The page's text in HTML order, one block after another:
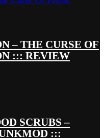
– THE CURSE OF
::: REVIEW
SCRUBS –
:::